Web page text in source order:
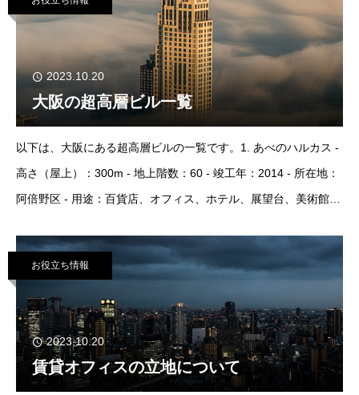
2023.10.20
大阪の超高層ビル一覧
以下は、大阪にある超高層ビルの一覧です。1. あべのハルカス -
高さ（屋上）：300m - 地上階数：60 - 竣工年：2014 - 所在地：
阿倍野区 - 用途：百貨店、オフィス、ホテル、展望台、美術館、
お役立ち情報
2023.10.20
賃貸オフィスの立地について